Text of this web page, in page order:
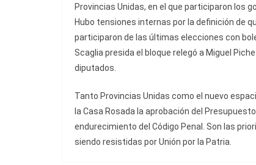
Provincias Unidas, en el que participaron los
Hubo tensiones internas por la definición de
participaron de las últimas elecciones con
Scaglia presida el bloque relegó a Miguel
diputados.
Tanto Provincias Unidas como el nuevo
la Casa Rosada la aprobación del
endurecimiento del Código Penal. Son las
siendo resistidas por Unión por la Patria.